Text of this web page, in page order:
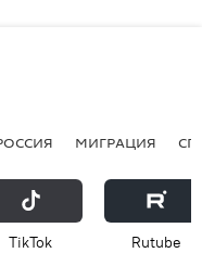
МИГРАЦИЯ
ТikТоk Rutube